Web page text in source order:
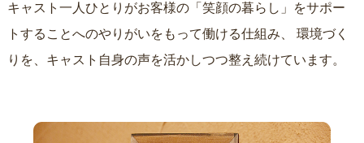
キャスト一人ひとりがお客様の「笑顔の暮らし」をサポー
トすることへのやりがいをもって働ける仕組み、
りを、キャスト自身の声を活かしつつ整え続けています。